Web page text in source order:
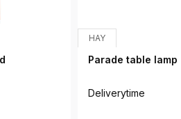
HAY
Parade table lamp
Deliverytime